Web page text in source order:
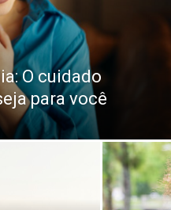
O cuidado
para você